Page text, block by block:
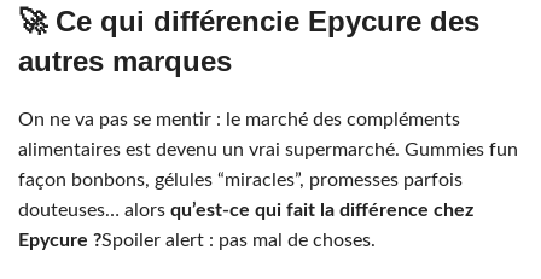
🚀 Ce qui différencie Epycure des
autres marques
On ne va pas se mentir : le marché des compléments
alimentaires est devenu un vrai supermarché. Gummies fun
façon bonbons, gélules “miracles”, promesses parfois
douteuses… alors qu’est-ce qui fait la différence chez
Epycure ?Spoiler alert : pas mal de choses.